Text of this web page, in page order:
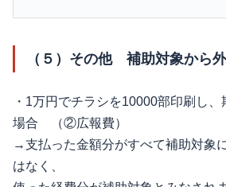
（５）その他 補助対象から
・1万円でチラシを10000部印刷し
場合 （②広報費）
→支払った金額分がすべて補助対象
はなく、